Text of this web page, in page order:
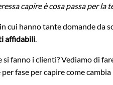
capire è cosa passa per la
cui hanno tante domande da
affidabili.
si fanno i clienti? Vediamo di
fase per capire come